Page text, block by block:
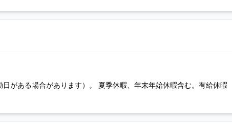
がある場合があります）。 夏季休暇、年末年始休暇含む。有給休暇